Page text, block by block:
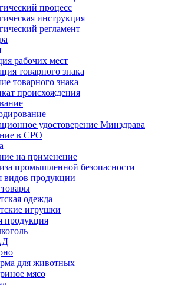
процесс
инструкция
регламент
рабочих мест
товарного знака
товарного знака
происхождения
удостоверение Минздрава
в СРО
на применение
промышленной безопасности
видов продукции
одежда
игрушки
продукция
для животных
мясо